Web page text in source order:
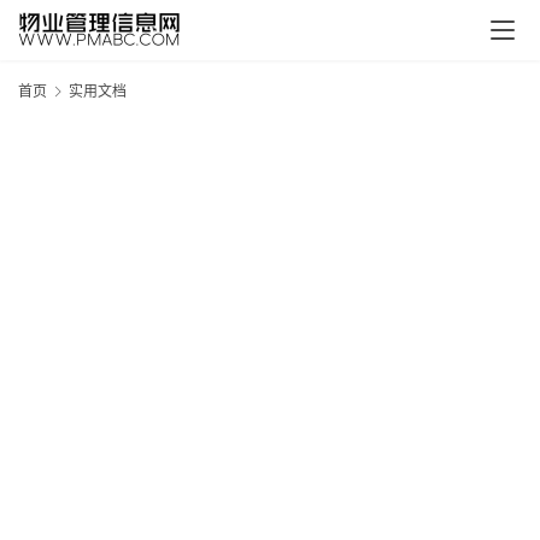
首页 实用文档